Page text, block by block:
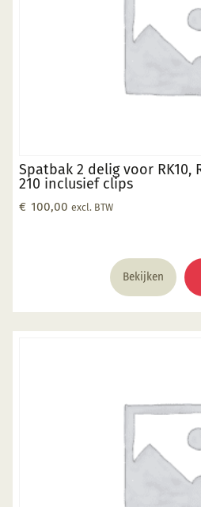
Spatbak 2 delig voor RK10,
210 inclusief clips
€ 100,00 excl. BTW
Bekijken